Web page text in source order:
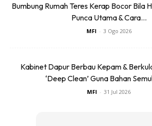
Bumbung Rumah Teres Kerap Bocor Bila
Punca Utama & Cara...
MFI - 3 Ogo 2026
Kabinet Dapur Berbau Kepam &
‘Deep Clean’ Guna Bahan
MFI - 31 Jul 2026